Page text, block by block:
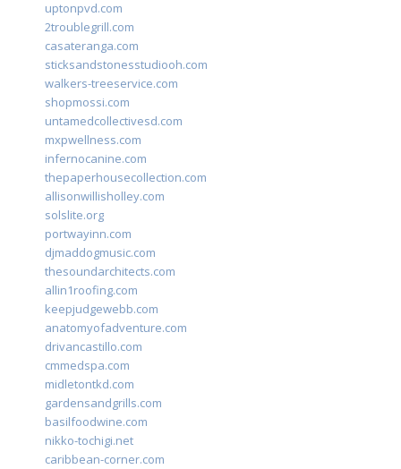
uptonpvd.com
2troublegrill.com
casateranga.com
sticksandstonesstudiooh.com
walkers-treeservice.com
shopmossi.com
untamedcollectivesd.com
mxpwellness.com
infernocanine.com
thepaperhousecollection.com
allisonwillisholley.com
solslite.org
portwayinn.com
djmaddogmusic.com
thesoundarchitects.com
allin1roofing.com
keepjudgewebb.com
anatomyofadventure.com
drivancastillo.com
cmmedspa.com
midletontkd.com
gardensandgrills.com
basilfoodwine.com
nikko-tochigi.net
caribbean-corner.com